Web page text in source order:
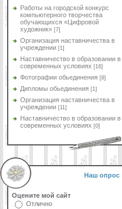
Работы на городской конкурс
компьютерного творчества
обучающихся «Цифровой
художник» [7]
Организация наставничества в
учреждении [1]
Наставничество в образовании в
современных условиях [16]
Фотографии обьединения [8]
Дипломы обьединения [1]
Организация наставничества в
учреждении [11]
Наставничество в образовании в
современных условиях [0]
Наш опрос
Оцените мой сайт
Отлично